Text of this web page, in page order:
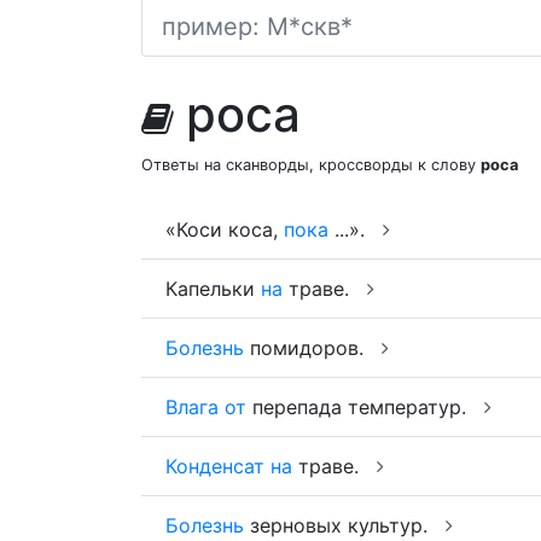
роса
Ответы на сканворды, кроссворды к слову роса
«Коси коса, пока ...».
Капельки на траве.
Болезнь помидоров.
Влага от перепада температур.
Конденсат на траве.
Болезнь зерновых культур.